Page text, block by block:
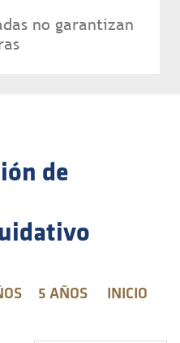
no garantizan
de
5 AÑOS INICIO